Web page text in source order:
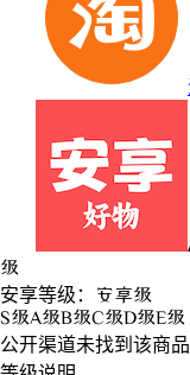
级
安享等级： 安享级
S级A级B级C级D级E级
公开渠道未找到该商